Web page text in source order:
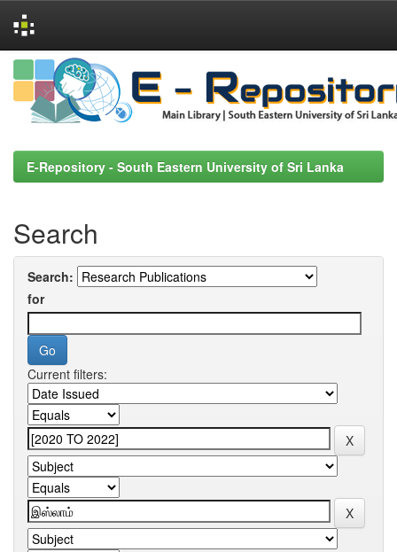
Skip
navigation
E-Repository - South Eastern University of Sri Lanka
Search
Search:
for
Current filters: